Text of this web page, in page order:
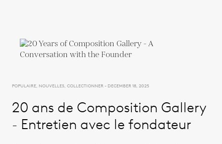
POPULAIRE, NOUVELLES, COLLECTIONNER - DECEMBER 18, 2025
20 ans de Composition Gallery
- Entretien avec le fondateur